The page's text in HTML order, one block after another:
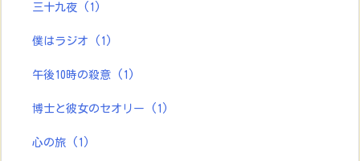
三十九夜 (1)
僕はラジオ (1)
午後10時の殺意 (1)
博士と彼女のセオリー (1)
心の旅 (1)